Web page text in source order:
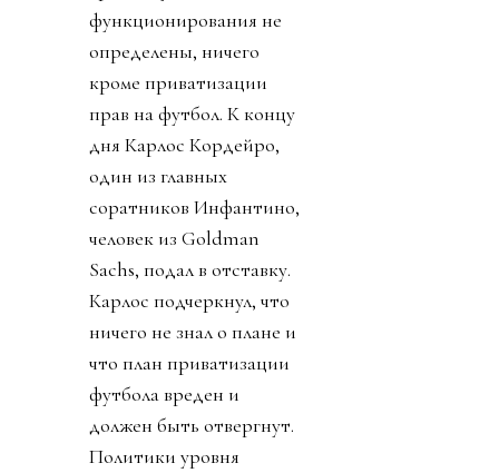
функционирования не
определены, ничего
кроме приватизации
прав на футбол. К концу
дня Карлос Кордейро,
один из главных
соратников Инфантино,
человек из Goldman
Sachs, подал в отставку.
Карлос подчеркнул, что
ничего не знал о плане и
что план приватизации
футбола вреден и
должен быть отвергнут.
Политики уровня